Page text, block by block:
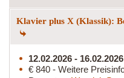
Klavier plus X (Klassik):
12.02.2026 - 16.02.2026
€ 840 - Weitere